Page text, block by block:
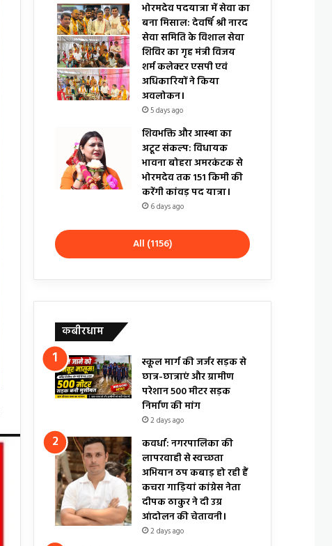
भोरमदेव पदयात्रा में सेवा का
बना मिसाल: देवर्षि श्री नारद
सेवा समिति के विशाल सेवा
शिविर का गृह मंत्री विजय
शर्म कलेक्टर एसपी एवं
अधिकारियों ने किया
अवलोकन।
5 days ago
शिवभक्ति और आस्था का
अटूट संकल्प: विधायक
भावना बोहरा अमरकंटक से
भोरमदेव तक 151 किमी की
करेंगी कांवड़ पद यात्रा।
6 days ago
All (1156)
कबीरधाम
स्कूल मार्ग की जर्जर सड़क से
छात्र-छात्राएं और ग्रामीण
परेशान 500 मीटर सड़क
निर्माण की मांग
2 days ago
कवर्धा: नगरपालिका की
लापरवाही से स्वच्छता
अभियान ठप कबाड़ हो रही हैं
कचरा गाड़ियां कांग्रेस नेता
दीपक ठाकुर ने दी उग्र
आंदोलन की चेतावनी।
2 days ago